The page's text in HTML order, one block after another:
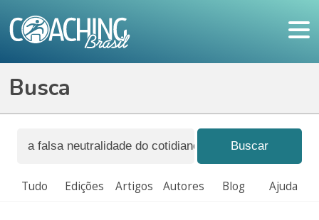
Busca
Tudo Edições Artigos Autores Blog Ajuda